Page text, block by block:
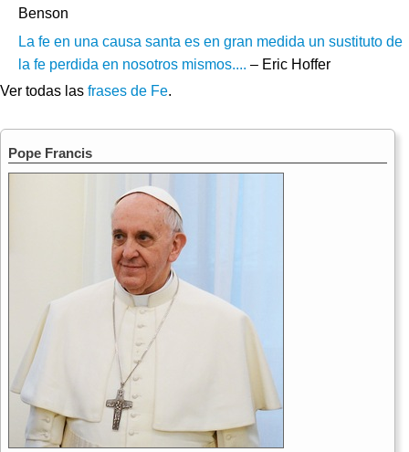
Benson
La fe en una causa santa es en gran medida un sustituto de
la fe perdida en nosotros mismos.... – Eric Hoffer
Ver todas las frases de Fe.
Pope Francis